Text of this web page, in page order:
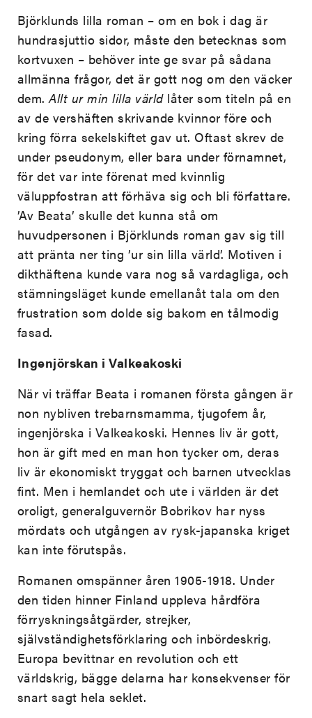
Björklunds lilla roman – om en bok i dag är
hundrasjuttio sidor, måste den betecknas som
kortvuxen – behöver inte ge svar på sådana
allmänna frågor, det är gott nog om den väcker
dem.Allt ur min lilla världlåter som titeln på en
av de vershäften skrivande kvinnor före och
kring förra sekelskiftet gav ut. Oftast skrev de
under pseudonym, eller bara under förnamnet,
för det var inte förenat med kvinnlig
väluppfostran att förhäva sig och bli författare.
’Av Beata’ skulle det kunna stå om
huvudpersonen i Björklunds roman gav sig till
att pränta ner ting ’ur sin lilla värld’. Motiven i
dikthäftena kunde vara nog så vardagliga, och
stämningsläget kunde emellanåt tala om den
frustration som dolde sig bakom en tålmodig
fasad.
Ingenjörskan i Valkeakoski
När vi träffar Beata i romanen första gången är
non nybliven trebarnsmamma, tjugofem år,
ingenjörska i Valkeakoski. Hennes liv är gott,
hon är gift med en man hon tycker om, deras
liv är ekonomiskt tryggat och barnen utvecklas
fint. Men i hemlandet och ute i världen är det
oroligt, generalguvernör Bobrikov har nyss
mördats och utgången av rysk-japanska kriget
kan inte förutspås.
Romanen omspänner åren 1905-1918. Under
den tiden hinner Finland uppleva hårdföra
förryskningsåtgärder, strejker,
självständighetsförklaring och inbördeskrig.
Europa bevittnar en revolution och ett
världskrig, bägge delarna har konsekvenser för
snart sagt hela seklet.